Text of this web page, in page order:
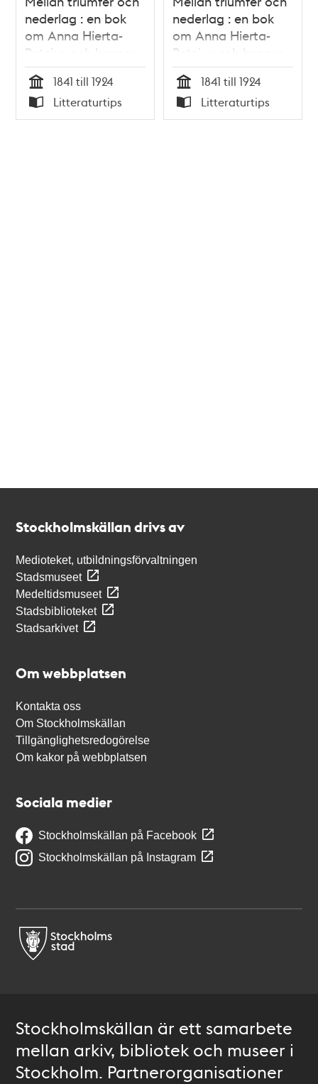
nederlag : en bok
om Anna Hierta-
Retzius och hennes
tid. Volym 2. "A
charming bitch of a
wife" / Gerda
Helena Lindskog
Tid
1841 till 1924
Typ
Litteraturtips
nederlag : en bok
om Anna Hierta-
Retzius och hennes
tid. Volym 1. Lars
Johan Hiertas
dotter Anna /
Gerda Helena
Tid
1841 till 1924
Typ
Litteraturtips
Stockholmskällan drivs av
Medioteket, utbildningsförvaltningen
Stadsmuseet
Medeltidsmuseet
Stadsbiblioteket
Stadsarkivet
Om webbplatsen
Kontakta oss
Om Stockholmskällan
Tillgänglighetsredogörelse
Om kakor på webbplatsen
Sociala medier
Stockholmskällan på Facebook
Stockholmskällan på Instagram
Stockholmskällan är ett samarbete
mellan arkiv, bibliotek och museer i
Stockholm. Partnerorganisationer